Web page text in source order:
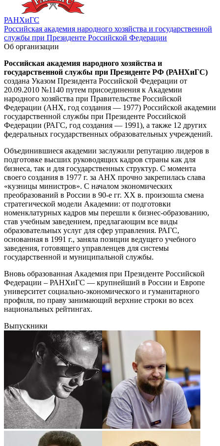
РАНХиГС
Российская академия народного хозяйства и государственной
службы при Президенте Российской Федерации
Об организации
Российская академия народного хозяйства и
государственной службы при Президенте РФ (РАНХиГС)
создана Указом Президента Российской Федерации от
20.09.2010 №1140 путем присоединения к Академии
народного хозяйства при Правительстве Российской
Федерации (АНХ, год создания — 1977) Российской академии
государственной службы при Президенте Российской
Федерации (РАГС, год создания — 1991), а также 12 других
федеральных государственных образовательных учреждений.
Объединившиеся академии заслужили репутацию лидеров в
подготовке высших руководящих кадров страны как для
бизнеса, так и для государственных структур. С момента
своего создания в 1977 г. за АНХ прочно закрепилась слава
«кузницы министров». С началом экономических
преобразований в России в 90-е гг. ХХ в. произошла смена
стратегической модели Академии: от подготовки
номенклатурных кадров мы перешли к бизнес-образованию,
став учебным заведением, предлагающим все виды
образовательных услуг для сфер управления. РАГС,
основанная в 1991 г., заняла позиции ведущего учебного
заведения, готовящего управленцев для системы
государственной и муниципальной службы.
Вновь образованная Академия при Президенте Российской
Федерации – РАНХиГС — крупнейший в России и Европе
университет социально-экономического и гуманитарного
профиля, по праву занимающий верхние строки во всех
национальных рейтингах.
Выпускники